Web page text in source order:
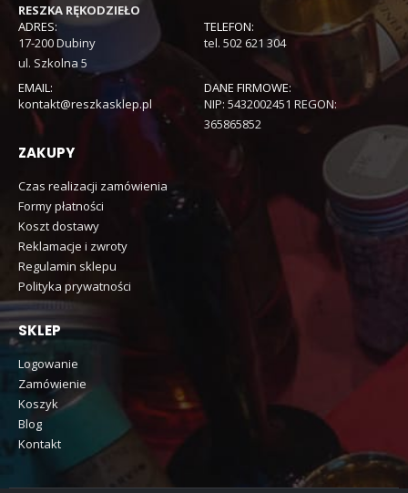
RESZKA RĘKODZIEŁO
ADRES:
17-200 Dubiny
ul. Szkolna 5
TELEFON:
tel. 502 621 304
EMAIL:
kontakt@reszkasklep.pl
DANE FIRMOWE:
NIP: 5432002451 REGON:
365865852
ZAKUPY
Czas realizacji zamówienia
Formy płatności
Koszt dostawy
Reklamacje i zwroty
Regulamin sklepu
Polityka prywatności
SKLEP
Logowanie
Zamówienie
Koszyk
Blog
Kontakt